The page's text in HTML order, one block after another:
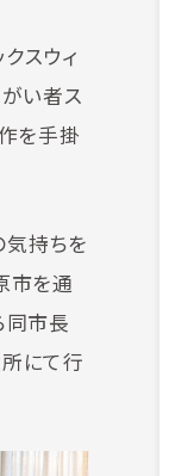
スウィ
い者ス
を手掛
持ちを
市を通
同市長
にて行